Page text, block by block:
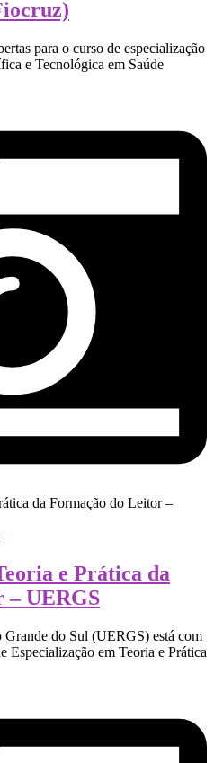
para o curso de especialização
e Tecnológica em Saúde
e Prática da
– UERGS
do Sul (UERGS) está com
Especialização em Teoria e Prática